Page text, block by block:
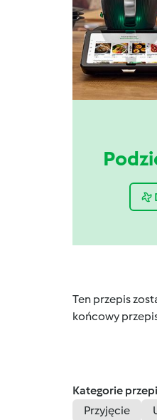
Ten przepis
końcowy
Kategorie
Przyjęcie